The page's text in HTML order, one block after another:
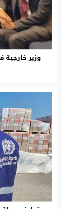
وزير خارجية